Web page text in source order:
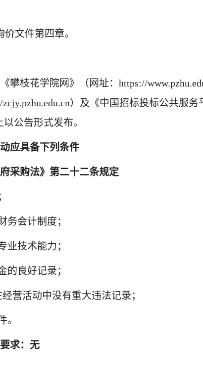
价文件第四章。
《攀枝花学院网》（网址： https://
） 及《中国招标投标公共服务
公告形式发布。
应具备下列条件
采购法》第二十二条规定
务会计制度；
业技术能力；
的良好记录；
营活动中没有重大违法记录；
。
求： 无